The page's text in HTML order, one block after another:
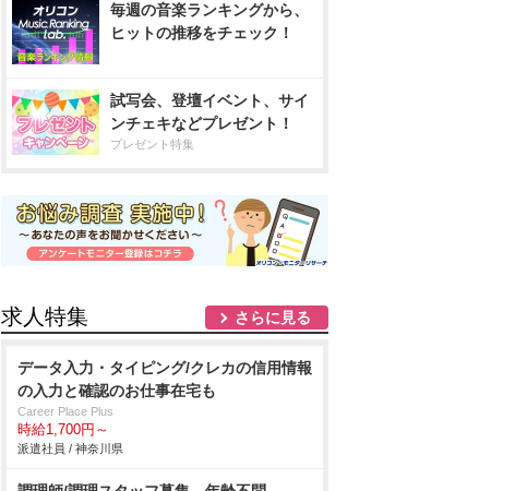
毎週の音楽ランキングから、
ヒットの推移をチェック！
試写会、登壇イベント、サイ
ンチェキなどプレゼント！
プレゼント特集
求人特集 さらに見る
データ入力・タイピング/クレカの信用情報
の入力と確認のお仕事在宅も
Career Place Plus
時給1,700円～
派遣社員 / 神奈川県